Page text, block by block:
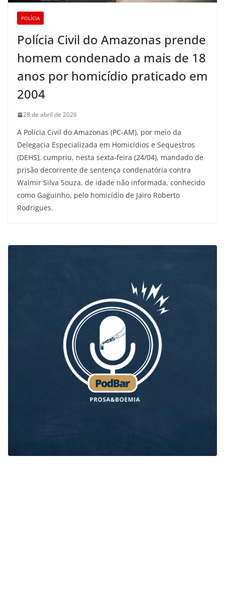
POLÍCIA
Polícia Civil do Amazonas prende
homem condenado a mais de 18
anos por homicídio praticado em
2004
28 de abril de 2026
A Polícia Civil do Amazonas (PC-AM), por meio da
Delegacia Especializada em Homicídios e Sequestros
(DEHS), cumpriu, nesta sexta-feira (24/04), mandado de
prisão decorrente de sentença condenatória contra
Walmir Silva Souza, de idade não informada, conhecido
como Gaguinho, pelo homicídio de Jairo Roberto
Rodrigues.